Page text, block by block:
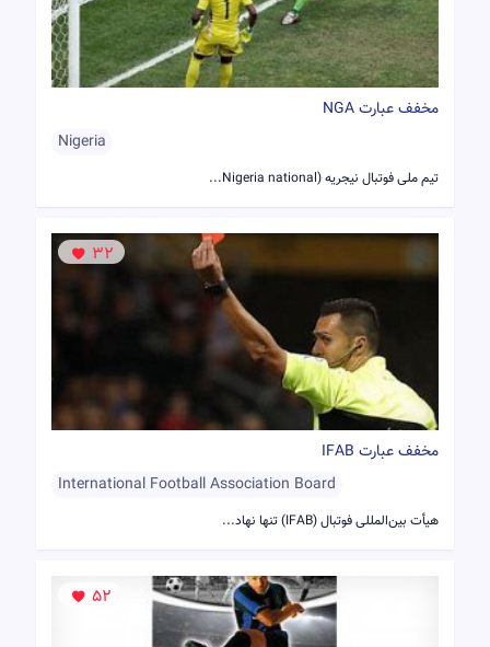
مخفف عبارت NGA
Nigeria
تیم ملی فوتبال نیجریه (Nigeria national...
32
مخفف عبارت IFAB
International Football Association Board
هیأت بین‌المللی فوتبال (IFAB) تنها نهاد...
52